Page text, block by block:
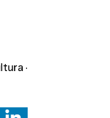
·